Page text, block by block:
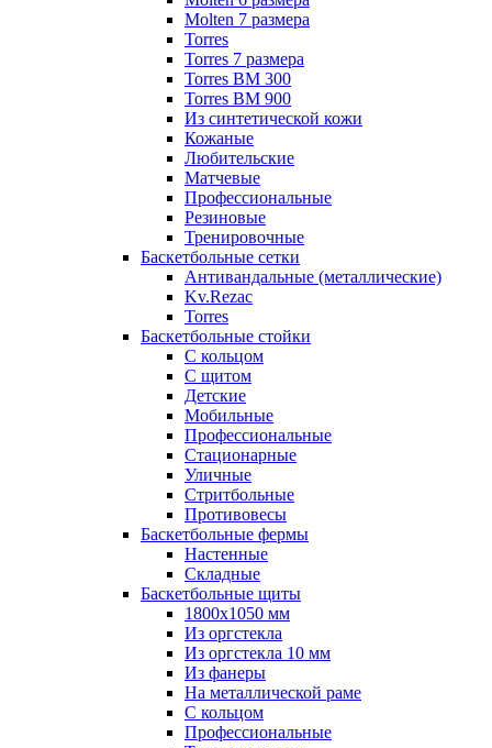
Molten 7 размера
Torres
Torres 7 размера
Torres BM 300
Torres BM 900
Из синтетической кожи
Кожаные
Любительские
Матчевые
Профессиональные
Резиновые
Тренировочные
Баскетбольные сетки
Антивандальные (металлические)
Kv.Rezac
Torres
Баскетбольные стойки
С кольцом
С щитом
Детские
Мобильные
Профессиональные
Стационарные
Уличные
Стритбольные
Противовесы
Баскетбольные фермы
Настенные
Складные
Баскетбольные щиты
1800х1050 мм
Из оргстекла
Из оргстекла 10 мм
Из фанеры
На металлической раме
С кольцом
Профессиональные